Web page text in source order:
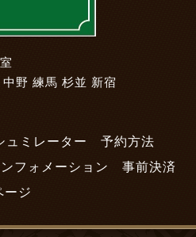
野 練馬 杉並 新宿
ュミレーター
予約方法
フォメーション
事前決済
ージ